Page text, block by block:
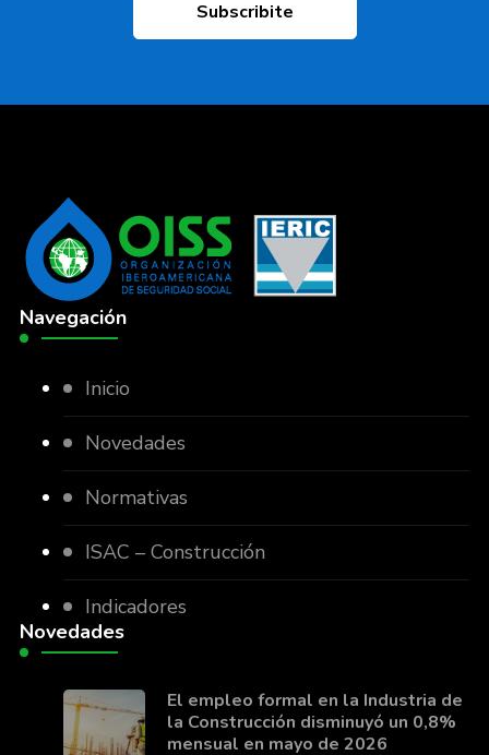
Navegación
Inicio
Novedades
Normativas
ISAC – Construcción
Indicadores
Novedades
El empleo formal en la Industria de
la Construcción disminuyó un 0,8%
mensual en mayo de 2026